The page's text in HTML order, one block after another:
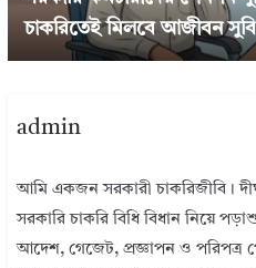
চাকরিতেই মিলবে আজীবন
admin
আমি একজন সরকারী চাকরিজীবি।
সরকারি চাকরি বিধি বিধান নিয়ে
আদেশ, গেজেট, প্রজ্ঞাপন ও পরিপত্র